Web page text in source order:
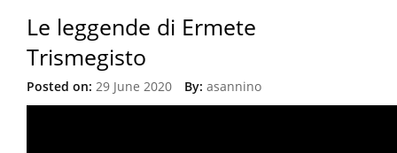
Le leggende di Ermete
Trismegisto
Posted on: 29 June 2020 By: asannino